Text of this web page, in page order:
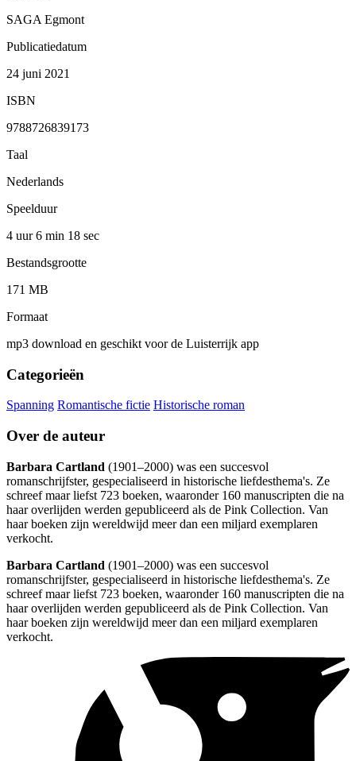
SAGA Egmont
Publicatiedatum
24 juni 2021
ISBN
9788726839173
Taal
Nederlands
Speelduur
4 uur 6 min 18 sec
Bestandsgrootte
171 MB
Formaat
mp3 download en geschikt voor de Luisterrijk app
Categorieën
Spanning Romantische fictie Historische roman
Over de auteur
Barbara Cartland (1901–2000) was een succesvol
romanschrijfster, gespecialiseerd in historische liefdesthema's. Ze
schreef maar liefst 723 boeken, waaronder 160 manuscripten die na
haar overlijden werden gepubliceerd als de Pink Collection. Van
haar boeken zijn wereldwijd meer dan een miljard exemplaren
verkocht.
Barbara Cartland (1901–2000) was een succesvol
romanschrijfster, gespecialiseerd in historische liefdesthema's. Ze
schreef maar liefst 723 boeken, waaronder 160 manuscripten die na
haar overlijden werden gepubliceerd als de Pink Collection. Van
haar boeken zijn wereldwijd meer dan een miljard exemplaren
verkocht.